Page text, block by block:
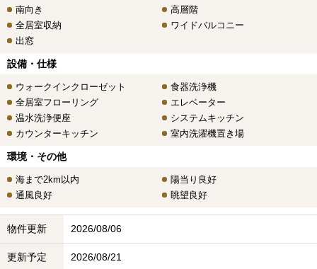
南向き
高層階
全居室収納
ワイドバルコニー
出窓
設備・仕様
ウォークインクローゼット
食器洗浄機
全居室フローリング
エレベーター
温水洗浄便座
システムキッチン
カウンターキッチン
室内洗濯機置き場
環境・その他
海まで2km以内
陽当り良好
通風良好
眺望良好
物件更新 2026/08/06
更新予定 2026/08/21